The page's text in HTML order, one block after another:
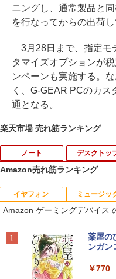
ニングし、通常製品と
を行なってからの出荷し
3月28日まで、指定モ
タマイズオプションが
ンペーンも実施する。
く、G-GEAR PCのカ
通となる。
楽天市場 売れ筋ランキング
ノート
1
【期
in11
付
5.6
メモ
Web
デスクトッ
1
【マ
古モ
搭載
1
（
￥
Amazon売れ筋ランキング
イヤフォン
Anker
ミュージッ
￥250
by
富士山
ットル
Amazon ゲーミングデバイス
薬屋の
ンガン
￥770